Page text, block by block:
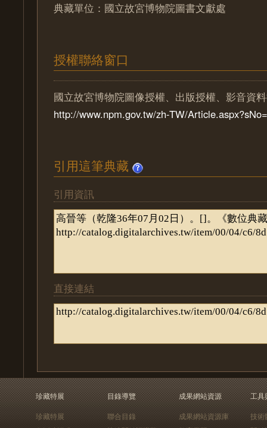
典藏單位：國立故宮博物院圖書文獻處
授權聯絡窗口
國立故宮博物院圖像授權、出版授權、影音資
http://www.npm.gov.tw/zh-TW/
引用這筆典藏
引用資訊
直接連結
珍藏特展
珍藏特展
目錄導覽
聯合目錄
成果網站資源
成果網站資源庫
工具
技術